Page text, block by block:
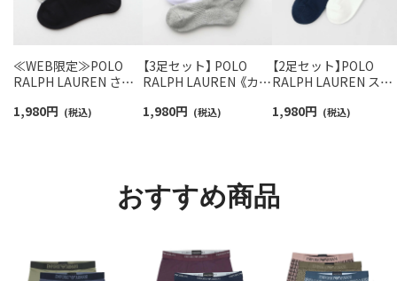
≪WEB限定≫POLO
RALPH LAUREN さら
スニーカー丈ソックス
1,980円 (税込)
【3足セット】 POLO
RALPH LAUREN 《カラ
ンポイントソックス シ
1,980円 (税込)
【2足セット】POLO
RALPH LAUREN スタ
ロベア オーガニック
1,980円 (税込)
おすすめ商品